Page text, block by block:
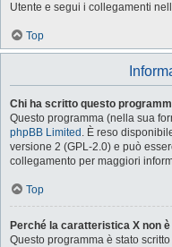
Utente e segui i collegamenti
Top
Chi ha scritto questo
Questo programma (nella sua
phpBB Limited . È reso
versione 2 (GPL-2.0) e può
collegamento per maggiori
Top
Perché la caratteristica X non
Questo programma è stato